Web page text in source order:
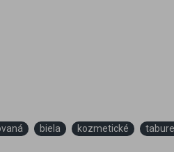
biela kozmetické